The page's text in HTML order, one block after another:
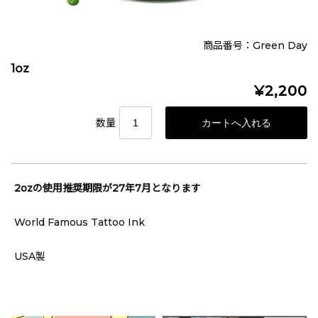
商品番号：Green Day
1oz
¥2,200
数量
2ozの使用推奨期限が27年7月となります
World Famous Tattoo Ink
USA製